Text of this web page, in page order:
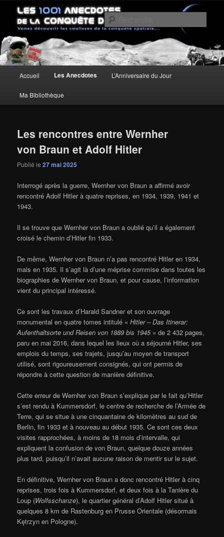
contenu
principal
contenu
secondaireLes anecdotes de la Conquête de
l'Espace
Un site pour découvrir les coulisses de la conquête spatiale
principal
Accueil Les Anecdotes L’Anniversaire du Jour
Ma Bibliothèque
Les rencontres entre Wernher
von Braun et Adolf Hitler
Publié le27 mai 2025
Interrogé après la guerre, Wernher von Braun a affirmé avoir
rencontré Adolf Hitler à quatre reprises, en 1934, 1939, 1941 et
1943.
Il se trouve que Wernher von Braun a oublié qu’il a également
croisé le chemin d’Hitler fin 1933.
De même, Wernher von Braun n’a pas rencontré Hitler en 1934,
mais en 1935. Il s’agit là d’une méprise commise dans toutes les
biographies de Wernher von Braun, et pour cause, l’information
vient du principal intéressé.
Ce sont les travaux d’Harald Sandner et son ouvrage
monumental en quatre tomes intitulé «Hitler – Das Itinerar:
Aufenthaltsorte und Reisen von 1889 bis 1945» de 2 432 pages,
paru en mai 2016, dans lequel les lieux où a séjourné Hitler, ses
emplois du temps, ses trajets, jusqu’au moyen de transport
utilisé, sont rigoureusement consignés, qui ont permis de
répondre à cette question de manière définitive.
Cette erreur de Wernher von Braun s’explique par le fait qu’Hitler
s’est rendu à Kummersdorf, le centre de recherche de l’Armée de
Terre, qui se situe à une cinquantaine de kilomètres au sud de
Berlin, fin 1933 et à nouveau au début 1935. Ce sont ces deux
visites rapprochées, à moins de 18 mois d’intervalle, qui
expliquent la confusion de von Braun, quelque douze années
plus tard, puisqu’il n’avait aucune raison de mentir sur le sujet.
En définitive, Wernher von Braun a donc rencontré Hitler à cinq
reprises, trois fois à Kummersdorf, et deux fois à la Tanière du
Loup (Wolfsschanze), le quartier général d’Adolf Hitler situé à
quelques 8 km de Rastenburg en Prusse Orientale (désormais
Kętrzyn en Pologne).